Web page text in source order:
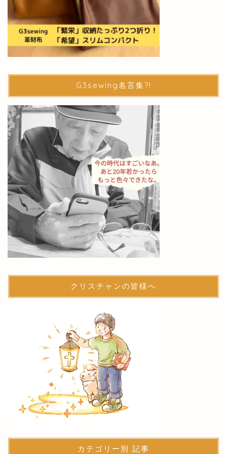
G3sewing名言集?!
クリスチャンの皆様へ
カテゴリー別 記事